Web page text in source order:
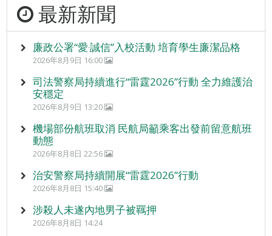
最新新聞
廉政公署“愛‧誠信”入校活動 培育學生廉潔品格
2026年8月9日 16:00
司法警察局持續進行“雷霆2026”行動 全力維護治
安穩定
2026年8月9日 13:20
機場部份航班取消 民航局籲乘客出發前留意航班
動態
2026年8月8日 22:56
治安警察局持續開展“雷霆2026”行動
2026年8月8日 15:40
涉殺人未遂內地男子被羈押
2026年8月8日 14:24